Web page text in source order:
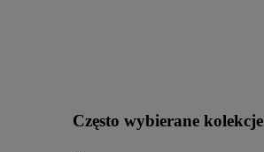
Często wybierane kolekcje